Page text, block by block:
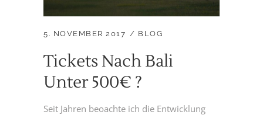
5. NOVEMBER 2017 BLOG
Tickets Nach Bali
Unter 500€ ?
Seit Jahren beoachte ich die Entwicklung